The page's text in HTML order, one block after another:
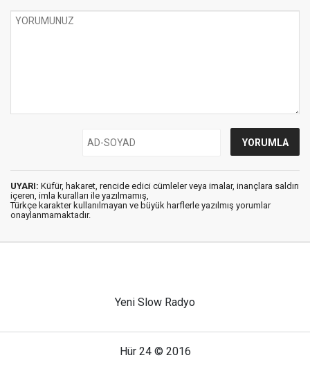
UYARI: Küfür, hakaret, rencide edici cümleler veya imalar, inançlara saldırı
içeren, imla kuralları ile yazılmamış,
Türkçe karakter kullanılmayan ve büyük harflerle yazılmış yorumlar
onaylanmamaktadır.
Yeni Slow Radyo
Hür 24 © 2016